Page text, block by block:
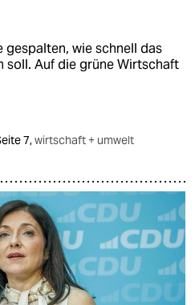
gespalten, wie schnell das
soll. Auf die grüne Wirtschaft
7,wirtschaft + umwelt